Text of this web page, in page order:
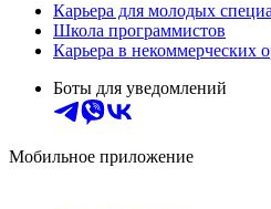
Карьера для молодых
Школа программистов
Карьера в некоммерческих
Боты для уведомлений
Мобильное приложение